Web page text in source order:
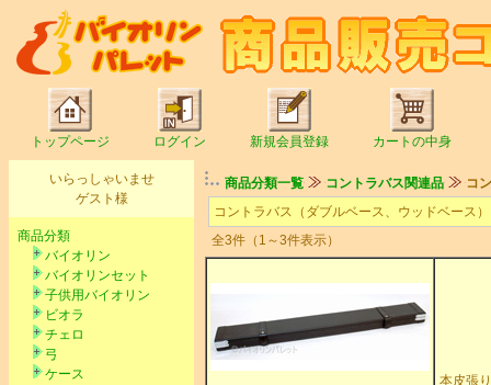
トップページ ログイン 新規会員登録 カートの中身
いらっしゃいませ
ゲスト様
商品分類
バイオリン
バイオリンセット
子供用バイオリン
ビオラ
チェロ
弓
ケース
商品分類一覧 コントラバス関連品
コ
コントラバス（ダブルベース、ウッドベース
全3件（1～3件表示）
本皮張